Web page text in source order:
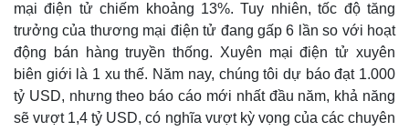
mại điện tử chiếm khoảng 13%. Tuy nhiên, tốc độ tăng
trưởng của thương mại điện tử đang gấp 6 lần so với hoạt
động bán hàng truyền thống. Xuyên mại điện tử xuyên
biên giới là 1 xu thế. Năm nay, chúng tôi dự báo đạt 1.000
tỷ USD, nhưng theo báo cáo mới nhất đầu năm, khả năng
sẽ vượt 1,4 tỷ USD, có nghĩa vượt kỳ vọng của các chuyên